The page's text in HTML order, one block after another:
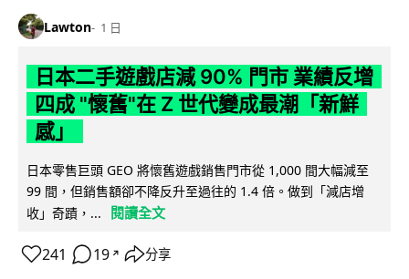
Lawton 1 日
日本二手遊戲店減 90% 門市 業績反增
四成 "懷舊"在 Z 世代變成最潮「新鮮
感」
日本零售巨頭 GEO 將懷舊遊戲銷售門市從 1,000 間大幅減至
99 間，但銷售額卻不降反升至過往的 1.4 倍。做到「減店增
收」奇蹟，...
閱讀全文
241 19 ↗ 分享